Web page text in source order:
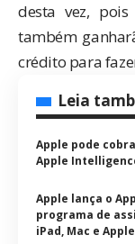
desta vez,
também
crédito para
Leia
Apple pode
Apple
Apple lança o
programa de
iPad, Mac e